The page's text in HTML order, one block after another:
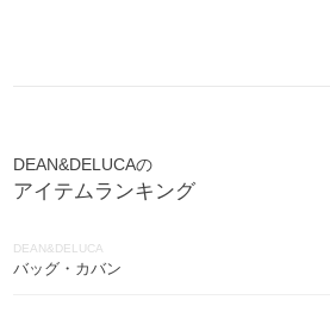
DEAN&DELUCAの
アイテムランキング
DEAN&DELUCA
バッグ・カバン